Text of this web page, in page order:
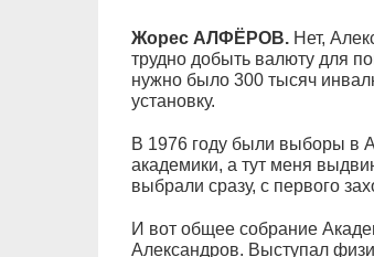
Жорес АЛФЁРОВ.Нет,
трудно добыть валюту для
нужно было 300 тысяч
установку.
В 1976 году были выборы в
академики, а тут меня
выбрали сразу, с первого
И вот общее собрание
Александров. Выступал